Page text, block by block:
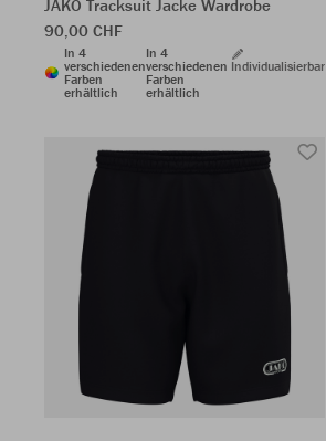
JAKO Tracksuit Jacke Wardrobe
90,00 CHF
In 4
verschiedenen
Farben
erhältlich
In 4
verschiedenen
Farben
erhältlich
Individualisierbar